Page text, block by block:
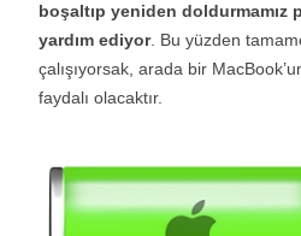
boşaltıp yeniden doldurmamız
yardım ediyor. Bu yüzden
çalışıyorsak, arada bir
faydalı olacaktır.